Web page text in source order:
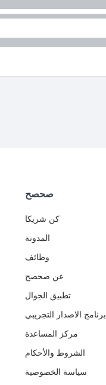
صحصح
كن شريكا
المدونة
وظائف
عن صحصح
تطبيق الجوال
برنامج الاصدار التجريبي
مركز المساعدة
الشروط والأحكام
سياسة الخصوصية